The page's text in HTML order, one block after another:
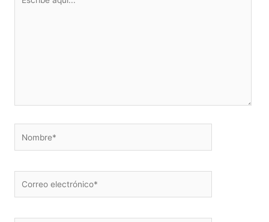
aquí...
electrónico*